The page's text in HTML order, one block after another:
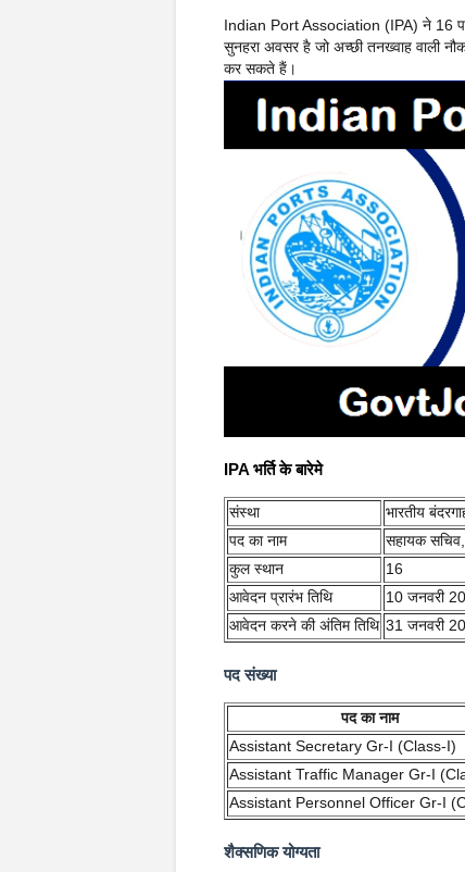
Indian Port Association (IPA) ने 16 पदों
सुनहरा अवसर है जो अच्छी तनख्वाह वाली
कर सकते हैं।
IPA भर्ति के बारेमे
संस्था
भारतीय
पद का नाम
सहायक सचिव,
कुल स्थान
16
आवेदन प्रारंभ तिथि
10 जनवरी
आवेदन करने की अंतिम तिथि 31 जनवरी
पद संख्या
पद का नाम
Assistant Secretary Gr-I (Class-I)
Assistant Traffic Manager Gr-I
Assistant Personnel Officer Gr-I
शैक्सणिक योग्यता